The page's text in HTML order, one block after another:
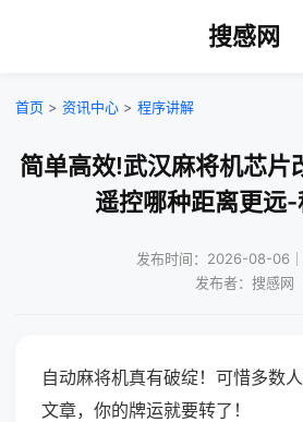
搜感网
首页 > 资讯中心 > 程序讲解
简单高效!武汉麻将机芯片
遥控哪种距离更远
发布时间：2026-08-06
发布者：搜感网
自动麻将机真有破绽！可惜多数
文章，你的牌运就要转了！